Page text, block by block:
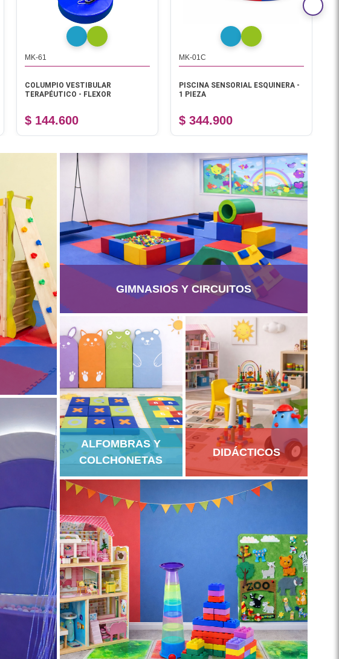
MK-61
COLUMPIO VESTIBULAR
TERAPÉUTICO - FLEXOR
$ 144.600
MK-01C
PISCINA SENSORIAL ESQUINERA -
1 PIEZA
$ 344.900
GIMNASIOS Y CIRCUITOS
ALFOMBRAS Y
COLCHONETAS
DIDÁCTICOS